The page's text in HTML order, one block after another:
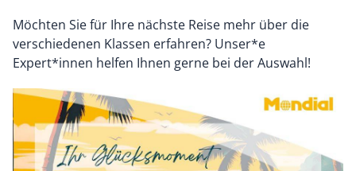
Möchten Sie für Ihre nächste Reise mehr über die
verschiedenen Klassen erfahren? Unser*e
Expert*innen helfen Ihnen gerne bei der Auswahl!